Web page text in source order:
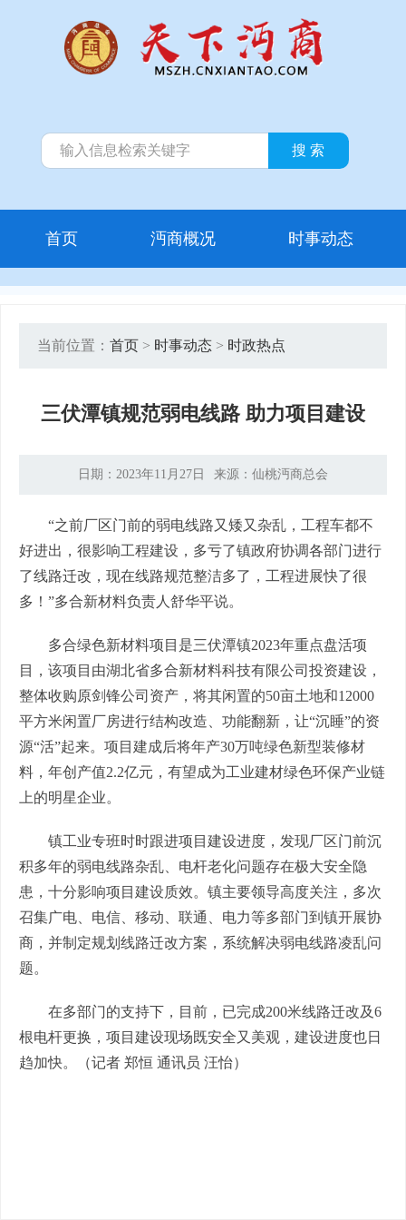
首页 沔商概况 时事动态
当前位置： 首页 > 时事动态 > 时政热点
三伏潭镇规范弱电线路 助力项目建设
日期：2023年11月27日 来源：仙桃沔商总会
“之前厂区门前的弱电线路又矮又杂乱，工程车都不
好进出，很影响工程建设，多亏了镇政府协调各部门进行
了线路迁改，现在线路规范整洁多了，工程进展快了很
多！”多合新材料负责人舒华平说。
多合绿色新材料项目是三伏潭镇2023年重点盘活项
目，该项目由湖北省多合新材料科技有限公司投资建设，
整体收购原剑锋公司资产，将其闲置的50亩土地和12000
平方米闲置厂房进行结构改造、功能翻新，让“沉睡”的资
源“活”起来。项目建成后将年产30万吨绿色新型装修材
料，年创产值2.2亿元，有望成为工业建材绿色环保产业链
上的明星企业。
镇工业专班时时跟进项目建设进度，发现厂区门前沉
积多年的弱电线路杂乱、电杆老化问题存在极大安全隐
患，十分影响项目建设质效。镇主要领导高度关注，多次
召集广电、电信、移动、联通、电力等多部门到镇开展协
商，并制定规划线路迁改方案，系统解决弱电线路凌乱问
题。
在多部门的支持下，目前，已完成200米线路迁改及6
根电杆更换，项目建设现场既安全又美观，建设进度也日
趋加快。（记者 郑恒 通讯员 汪怡）